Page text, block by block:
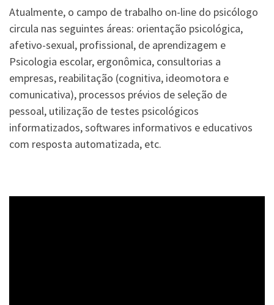
Atualmente, o campo de trabalho on-line do psicólogo
circula nas seguintes áreas: orientação psicológica,
afetivo-sexual, profissional, de aprendizagem e
Psicologia escolar, ergonômica, consultorias a
empresas, reabilitação (cognitiva, ideomotora e
comunicativa), processos prévios de seleção de
pessoal, utilização de testes psicológicos
informatizados, softwares informativos e educativos
com resposta automatizada, etc.